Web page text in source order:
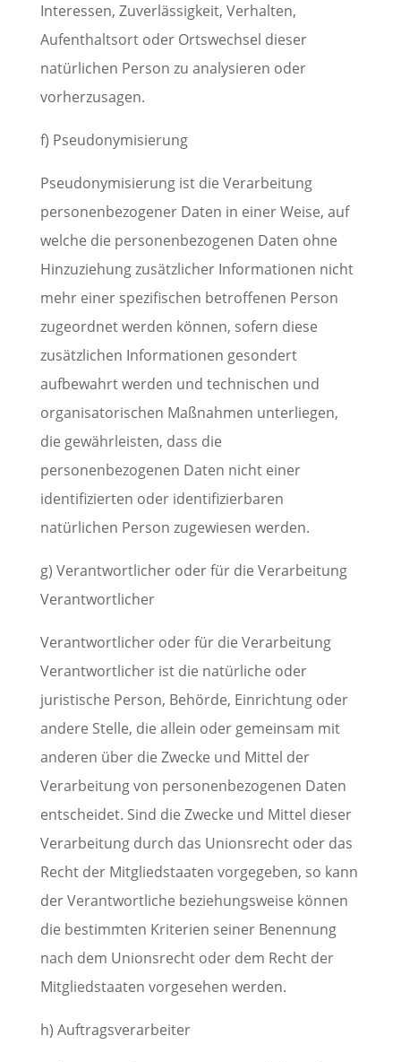
Interessen, Zuverlässigkeit, Verhalten,
Aufenthaltsort oder Ortswechsel dieser
natürlichen Person zu analysieren oder
vorherzusagen.
f) Pseudonymisierung
Pseudonymisierung ist die Verarbeitung
personenbezogener Daten in einer Weise, auf
welche die personenbezogenen Daten ohne
Hinzuziehung zusätzlicher Informationen nicht
mehr einer spezifischen betroffenen Person
zugeordnet werden können, sofern diese
zusätzlichen Informationen gesondert
aufbewahrt werden und technischen und
organisatorischen Maßnahmen unterliegen,
die gewährleisten, dass die
personenbezogenen Daten nicht einer
identifizierten oder identifizierbaren
natürlichen Person zugewiesen werden.
g) Verantwortlicher oder für die Verarbeitung
Verantwortlicher
Verantwortlicher oder für die Verarbeitung
Verantwortlicher ist die natürliche oder
juristische Person, Behörde, Einrichtung oder
andere Stelle, die allein oder gemeinsam mit
anderen über die Zwecke und Mittel der
Verarbeitung von personenbezogenen Daten
entscheidet. Sind die Zwecke und Mittel dieser
Verarbeitung durch das Unionsrecht oder das
Recht der Mitgliedstaaten vorgegeben, so kann
der Verantwortliche beziehungsweise können
die bestimmten Kriterien seiner Benennung
nach dem Unionsrecht oder dem Recht der
Mitgliedstaaten vorgesehen werden.
h) Auftragsverarbeiter